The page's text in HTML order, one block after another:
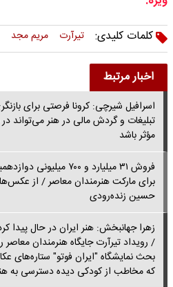
کلمات کلیدی:
تیرآرت مریم مجد
اخبار مرتبط
اسرافیل شیرچی: کرونا فرصتی برای
تبلیغات و گردش مالی در هنر می‌تواند
مؤثر باشد
فروش ۳۱ میلیارد و ۷۰۰
برای مارکت هنرمندان معاصر / از
حسین زنده‌رودی
زهرا جهانبخش: هنر ایران در حال
/ رویداد تیرآرت جایگاه هنرمندان
بحث نمایشگاه "ایران فوتو" ستاره‌های
که مخاطب از کودکی دیده دسترسی به